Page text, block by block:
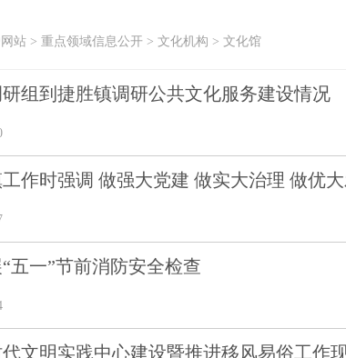
站> 重点领域信息公开> 文化机构 > 文化馆
组到捷胜镇调研公共文化服务建设情况
作时强调 做强大党建 做实大治理 做优
五一”节前消防安全检查
文明实践中心建设暨推进移风易俗工作